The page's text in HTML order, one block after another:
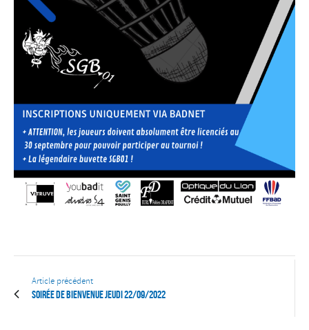
Article précédent
Soirée de bienvenue jeudi 22/09/2022